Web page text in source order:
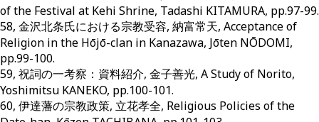
of the Festival at Kehi Shrine, Tadashi KITAMURA, pp.97-99.
58, 金沢北条氏における宗教受容, 納富常天, Acceptance of
Religion in the Hōjō-clan in Kanazawa, Jōten NŌDOMI,
pp.99-100.
59, 祝詞の一考察：資料紹介, 金子善光, A Study of Norito,
Yoshimitsu KANEKO, pp.100-101.
60, 伊達藩の宗教政策, 立花孝全, Religious Policies of the